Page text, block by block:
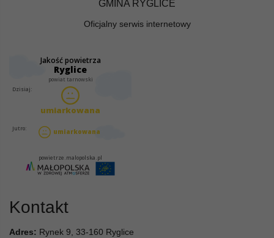
GMINA RYGLICE
Oficjalny serwis internetowy
Kontakt
Adres: Rynek 9, 33-160 Ryglice